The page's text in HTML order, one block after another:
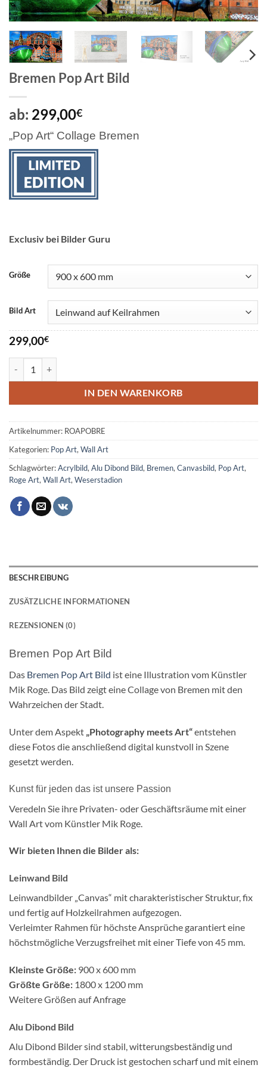
Bremen Pop Art Bild
ab: 299,00€
„Pop Art“ Collage Bremen
Exclusiv bei Bilder Guru
Größe
Bild Art
299,00€
IN DEN WARENKORB
Artikelnummer: ROAPOBRE
Kategorien: Pop Art,Wall Art
Schlagwörter:Acrylbild,Alu Dibond Bild, Bremen,Canvasbild, Pop Art,
Roge Art,Wall Art,Weserstadion
BESCHREIBUNG
ZUSÄTZLICHE INFORMATIONEN
REZENSIONEN (0)
Bremen Pop Art Bild
Das Bremen Pop Art Bild ist eine Illustration vom Künstler
Mik Roge. Das Bild zeigt eine Collage von Bremen mit den
Wahrzeichen der Stadt.
Unter dem Aspekt „Photography meets Art“entstehen
diese Fotos die anschließend digital kunstvoll in Szene
gesetzt werden.
Kunst für jeden das ist unsere Passion
Veredeln Sie ihre Privaten- oder Geschäftsräume mit einer
Wall Art vom Künstler Mik Roge.
Wir bieten Ihnen die Bilder als:
Leinwand Bild
Leinwandbilder „Canvas“ mit charakteristischer Struktur, fix
und fertig auf Holzkeilrahmen aufgezogen.
Verleimter Rahmen für höchste Ansprüche garantiert eine
höchstmögliche Verzugsfreihet mit einer Tiefe von 45 mm.
Kleinste Größe: 900 x 600 mm
Größte Größe: 1800 x 1200 mm
Weitere Größen auf Anfrage
Alu Dibond Bild
Alu Dibond Bilder sind stabil, witterungsbeständig und
formbeständig. Der Druck ist gestochen scharf und mit einem